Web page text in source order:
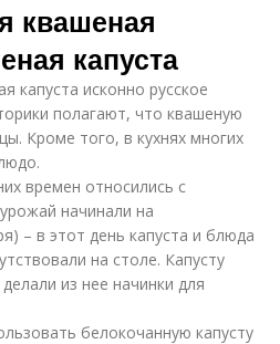
квашеная
капуста
капуста исконно русское
полагают, что квашеную
Кроме того, в кухнях многих
времен относились с
начинали на
– в этот день капуста и блюда
на столе. Капусту
из нее начинки для
белокочанную капусту